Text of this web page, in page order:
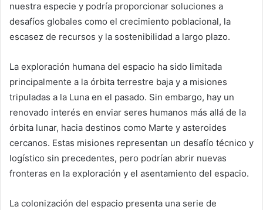
nuestra especie y podría proporcionar soluciones a
desafíos globales como el crecimiento poblacional, la
escasez de recursos y la sostenibilidad a largo plazo.
La exploración humana del espacio ha sido limitada
principalmente a la órbita terrestre baja y a misiones
tripuladas a la Luna en el pasado. Sin embargo, hay un
renovado interés en enviar seres humanos más allá de la
órbita lunar, hacia destinos como Marte y asteroides
cercanos. Estas misiones representan un desafío técnico y
logístico sin precedentes, pero podrían abrir nuevas
fronteras en la exploración y el asentamiento del espacio.
La colonización del espacio presenta una serie de